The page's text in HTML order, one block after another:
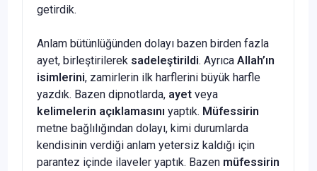
getirdik.
Anlam bütünlüğünden dolayı bazen birden fazla
ayet, birleştirilerek sadeleştirildi. Ayrıca Allah’ın
isimlerini, zamirlerin ilk harflerini büyük harfle
yazdık. Bazen dipnotlarda, ayet veya
kelimelerin açıklamasını yaptık. Müfessirin
metne bağlılığından dolayı, kimi durumlarda
kendisinin verdiği anlam yetersiz kaldığı için
parantez içinde ilaveler yaptık. Bazen müfessirin